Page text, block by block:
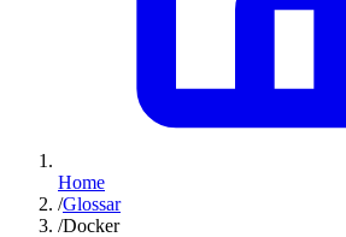
Home
/Glossar
/Docker